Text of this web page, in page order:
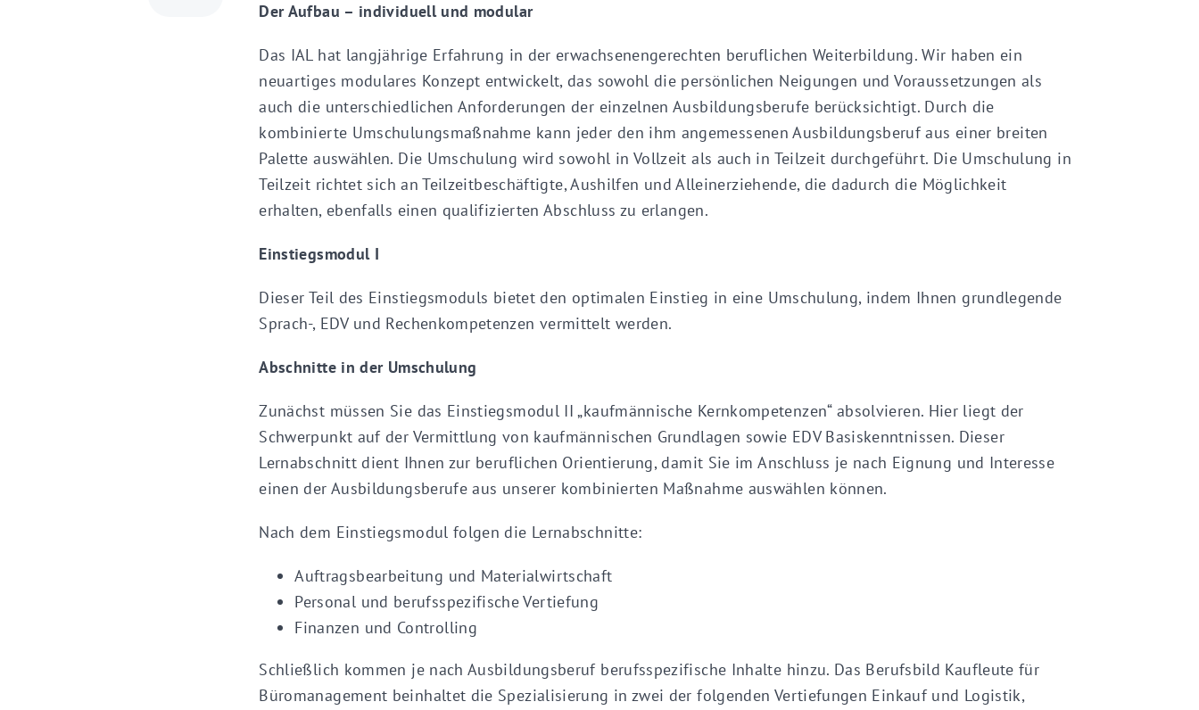
Der Aufbau – individuell und modular
Das IAL hat langjährige Erfahrung in der erwachsenengerechten beruflichen Weiterbildung. Wir haben ein
neuartiges modulares Konzept entwickelt, das sowohl die persönlichen Neigungen und Voraussetzungen als
auch die unterschiedlichen Anforderungen der einzelnen Ausbildungsberufe berücksichtigt. Durch die
kombinierte Umschulungsmaßnahme kann jeder den ihm angemessenen Ausbildungsberuf aus einer breiten
Palette auswählen. Die Umschulung wird sowohl in Vollzeit als auch in Teilzeit durchgeführt. Die Umschulung in
Teilzeit richtet sich an Teilzeitbeschäftigte, Aushilfen und Alleinerziehende, die dadurch die Möglichkeit
erhalten, ebenfalls einen qualifizierten Abschluss zu erlangen.
Einstiegsmodul I
Dieser Teil des Einstiegsmoduls bietet den optimalen Einstieg in eine Umschulung, indem Ihnen grundlegende
Sprach-, EDV und Rechenkompetenzen vermittelt werden.
Abschnitte in der Umschulung
Zunächst müssen Sie das Einstiegsmodul II „kaufmännische Kernkompetenzen“ absolvieren. Hier liegt der
Schwerpunkt auf der Vermittlung von kaufmännischen Grundlagen sowie EDV Basiskenntnissen. Dieser
Lernabschnitt dient Ihnen zur beruflichen Orientierung, damit Sie im Anschluss je nach Eignung und Interesse
einen der Ausbildungsberufe aus unserer kombinierten Maßnahme auswählen können.
Nach dem Einstiegsmodul folgen die Lernabschnitte:
Auftragsbearbeitung und Materialwirtschaft
Personal und berufsspezifische Vertiefung
Finanzen und Controlling
Schließlich kommen je nach Ausbildungsberuf berufsspezifische Inhalte hinzu. Das Berufsbild Kaufleute für
Büromanagement beinhaltet die Spezialisierung in zwei der folgenden Vertiefungen Einkauf und Logistik,